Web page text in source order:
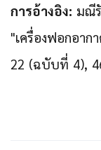
การอ้างอิง: มณี
"เครื่องฟอกอา
22 (ฉบับที่ 4),